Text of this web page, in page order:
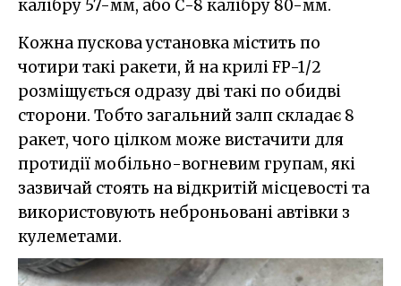
калібру 57-мм, або С-8 калібру 80-мм.
Кожна пускова установка містить по
чотири такі ракети, й на крилі FP-1/2
розміщується одразу дві такі по обидві
сторони. Тобто загальний залп складає 8
ракет, чого цілком може вистачити для
протидії мобільно-вогневим групам, які
зазвичай стоять на відкритій місцевості та
використовують неброньовані автівки з
кулеметами.